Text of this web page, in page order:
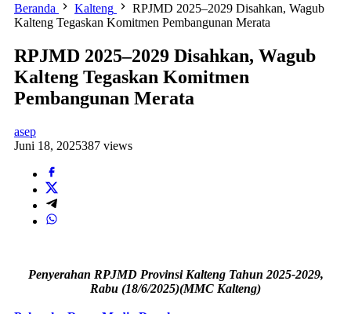
Beranda
Kalteng
RPJMD 2025–2029 Disahkan, Wagub
Kalteng Tegaskan Komitmen Pembangunan Merata
RPJMD 2025–2029 Disahkan, Wagub
Kalteng Tegaskan Komitmen
Pembangunan Merata
asep
Juni 18, 2025387 views
Penyerahan RPJMD Provinsi Kalteng Tahun 2025-2029,
Rabu (18/6/2025)(MMC Kalteng)